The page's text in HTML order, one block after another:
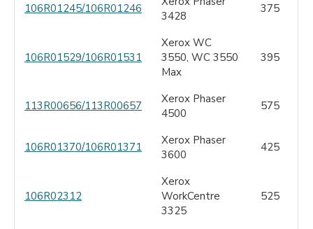
106R01245/106R01246
3428
375
106R01529/106R01531
Xerox WC
3550, WC 3550
Max
395
113R00656/113R00657
Xerox Phaser
4500
575
106R01370/106R01371
Xerox Phaser
3600
425
106R02312
Xerox
WorkCentre
3325
525